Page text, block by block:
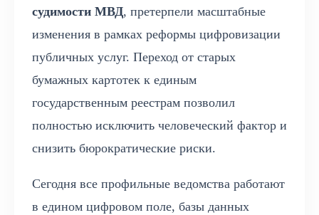
судимости МВД, претерпели масштабные
изменения в рамках реформы цифровизации
публичных услуг. Переход от старых
бумажных картотек к единым
государственным реестрам позволил
полностью исключить человеческий фактор и
снизить бюрократические риски.
Сегодня все профильные ведомства работают
в едином цифровом поле, базы данных